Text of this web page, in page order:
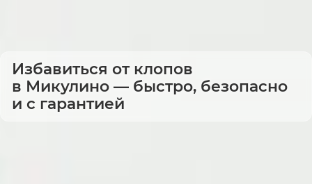
Избавиться от клопов
в Микулино — быстро, безопасно
и с гарантией